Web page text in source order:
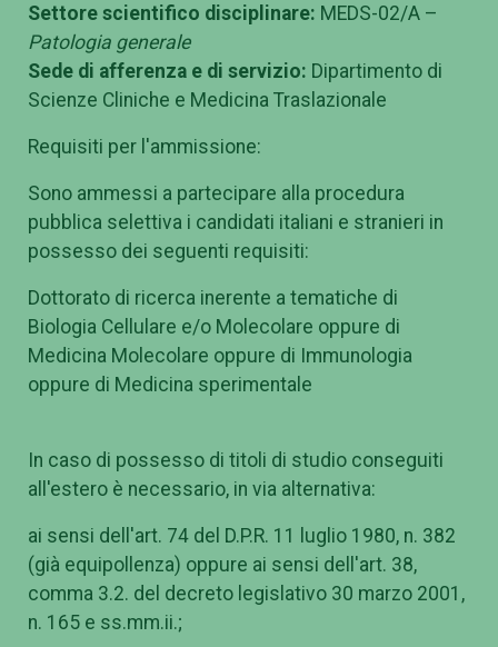
Settore scientifico disciplinare: MEDS-02/A –
Patologia generale
Sede di afferenza e di servizio: Dipartimento di
Scienze Cliniche e Medicina Traslazionale
Requisiti per l'ammissione:
Sono ammessi a partecipare alla procedura
pubblica selettiva i candidati italiani e stranieri in
possesso dei seguenti requisiti:
Dottorato di ricerca inerente a tematiche di
Biologia Cellulare e/o Molecolare oppure di
Medicina Molecolare oppure di Immunologia
oppure di Medicina sperimentale
In caso di possesso di titoli di studio conseguiti
all'estero è necessario, in via alternativa:
ai sensi dell'art. 74 del D.P.R. 11 luglio 1980, n. 382
(già equipollenza) oppure ai sensi dell'art. 38,
comma 3.2. del decreto legislativo 30 marzo 2001,
n. 165 e ss.mm.ii.;